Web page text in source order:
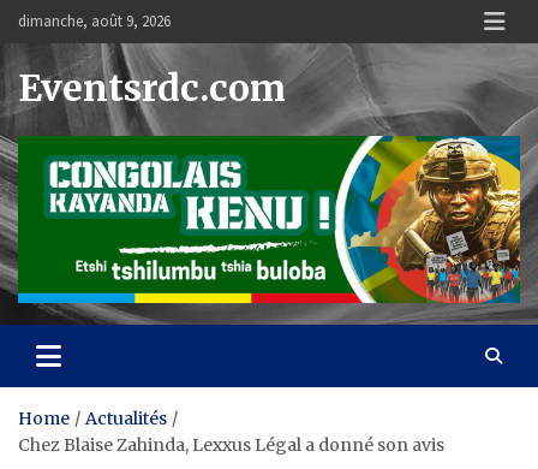
Skip
content
dimanche, août 9, 2026
Eventsrdc.com
Home
Actualités
Chez Blaise Zahinda, Lexxus Légal a donné son avis